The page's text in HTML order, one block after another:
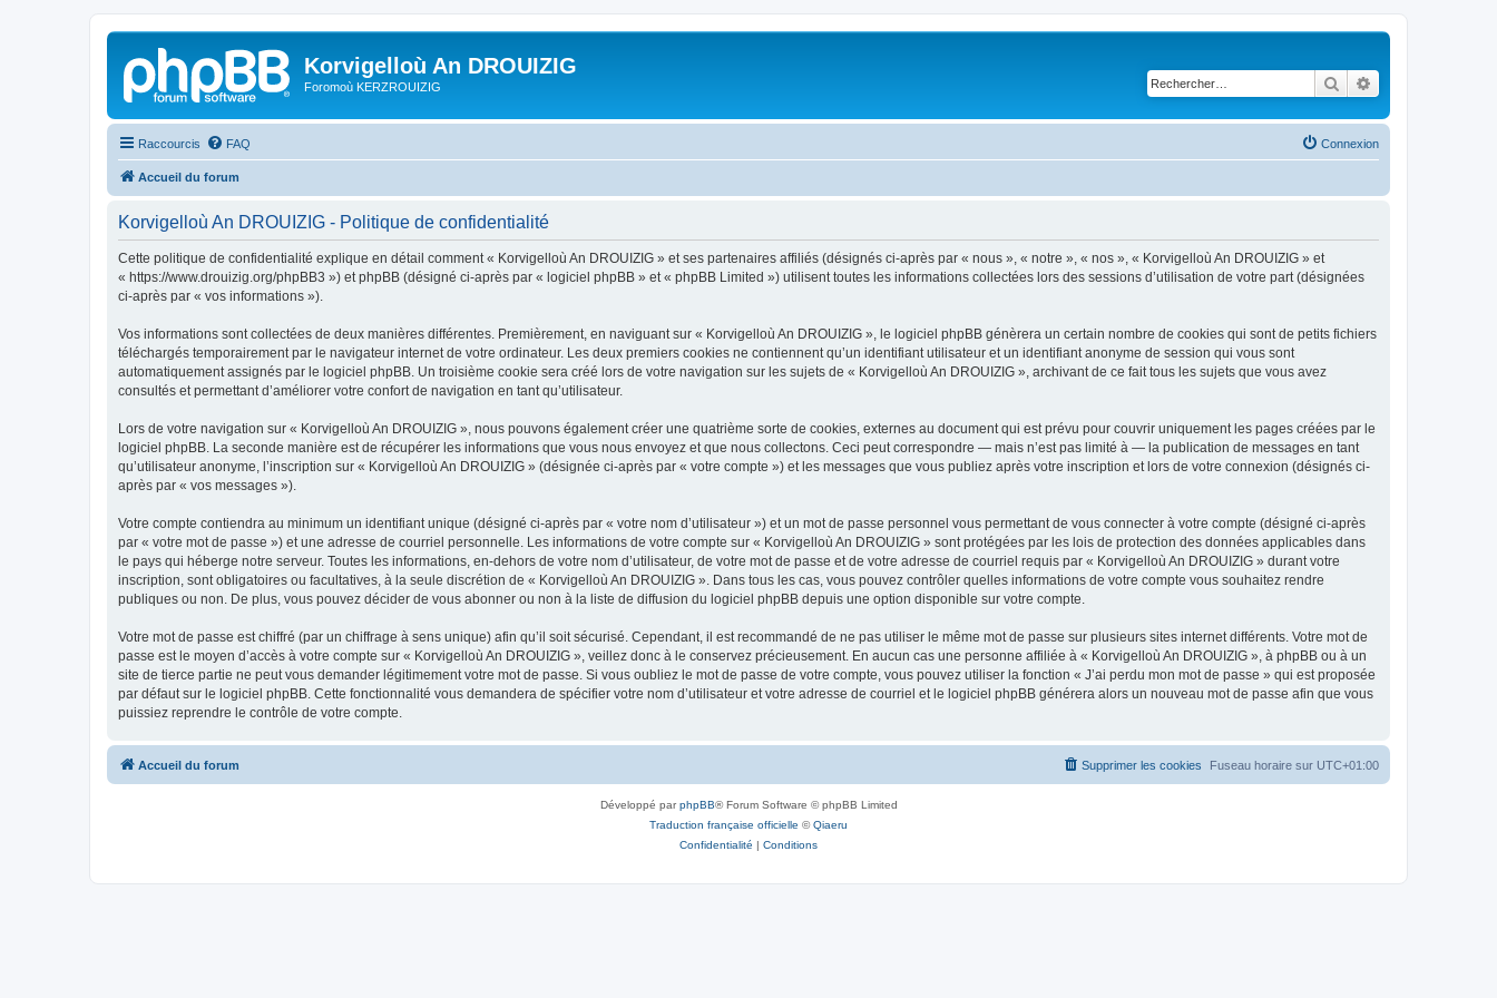
Korvigelloù An DROUIZIG
Foromoù KERZROUIZIG Rechercher
Raccourcis FAQ Connexion
Accueil du forum
Korvigelloù An DROUIZIG - Politique de confidentialité
Cette politique de confidentialité explique en détail comment « Korvigelloù An DROUIZIG » et ses partenaires affiliés (désignés ci-après par « nous », « notre », « nos », « Korvigelloù An DROUIZIG » et
« https://www.drouizig.org/phpBB3 ») et phpBB (désigné ci-après par « logiciel phpBB » et « phpBB Limited ») utilisent toutes les informations collectées lors des sessions d’utilisation de votre part (désignées
ci-après par « vos informations »).
Vos informations sont collectées de deux manières différentes. Premièrement, en naviguant sur « Korvigelloù An DROUIZIG », le logiciel phpBB génèrera un certain nombre de cookies qui sont de petits fichiers
téléchargés temporairement par le navigateur internet de votre ordinateur. Les deux premiers cookies ne contiennent qu’un identifiant utilisateur et un identifiant anonyme de session qui vous sont
automatiquement assignés par le logiciel phpBB. Un troisième cookie sera créé lors de votre navigation sur les sujets de « Korvigelloù An DROUIZIG », archivant de ce fait tous les sujets que vous avez
consultés et permettant d’améliorer votre confort de navigation en tant qu’utilisateur.
Lors de votre navigation sur « Korvigelloù An DROUIZIG », nous pouvons également créer une quatrième sorte de cookies, externes au document qui est prévu pour couvrir uniquement les pages créées par le
logiciel phpBB. La seconde manière est de récupérer les informations que vous nous envoyez et que nous collectons. Ceci peut correspondre — mais n’est pas limité à — la publication de messages en tant
qu’utilisateur anonyme, l’inscription sur « Korvigelloù An DROUIZIG » (désignée ci-après par « votre compte ») et les messages que vous publiez après votre inscription et lors de votre connexion (désignés ci-
après par « vos messages »).
Votre compte contiendra au minimum un identifiant unique (désigné ci-après par « votre nom d’utilisateur ») et un mot de passe personnel vous permettant de vous connecter à votre compte (désigné ci-après
par « votre mot de passe ») et une adresse de courriel personnelle. Les informations de votre compte sur « Korvigelloù An DROUIZIG » sont protégées par les lois de protection des données applicables dans
le pays qui héberge notre serveur. Toutes les informations, en-dehors de votre nom d’utilisateur, de votre mot de passe et de votre adresse de courriel requis par « Korvigelloù An DROUIZIG » durant votre
inscription, sont obligatoires ou facultatives, à la seule discrétion de « Korvigelloù An DROUIZIG ». Dans tous les cas, vous pouvez contrôler quelles informations de votre compte vous souhaitez rendre
publiques ou non. De plus, vous pouvez décider de vous abonner ou non à la liste de diffusion du logiciel phpBB depuis une option disponible sur votre compte.
Votre mot de passe est chiffré (par un chiffrage à sens unique) afin qu’il soit sécurisé. Cependant, il est recommandé de ne pas utiliser le même mot de passe sur plusieurs sites internet différents. Votre mot de
passe est le moyen d’accès à votre compte sur « Korvigelloù An DROUIZIG », veillez donc à le conservez précieusement. En aucun cas une personne affiliée à « Korvigelloù An DROUIZIG », à phpBB ou à un
site de tierce partie ne peut vous demander légitimement votre mot de passe. Si vous oubliez le mot de passe de votre compte, vous pouvez utiliser la fonction « J’ai perdu mon mot de passe » qui est proposée
par défaut sur le logiciel phpBB. Cette fonctionnalité vous demandera de spécifier votre nom d’utilisateur et votre adresse de courriel et le logiciel phpBB générera alors un nouveau mot de passe afin que vous
puissiez reprendre le contrôle de votre compte.
Accueil du forum Fuseau horaire sur UTC+01:00
Supprimer les cookies
Développé parphpBB® Forum Software © phpBB Limited
Traduction française officielle ©Qiaeru
Confidentialité | Conditions